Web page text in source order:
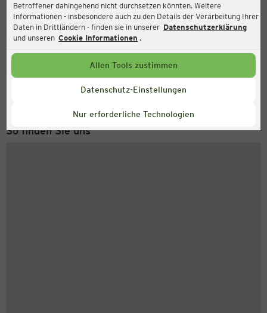
Betroffener dahingehend nicht durchsetzen könnten. Weitere
Informationen - insbesondere auch zu den Details der Verarbeitung Ihrer
Daten in Drittländern - finden sie in unserer Datenschutzerklärung
und unseren Cookie Informationen .
Allen Tools zustimmen
Datenschutz-Einstellungen
Nur erforderliche Technologien
Aktuell:
Geschlossen
Service Hotline
+43 (0) 1 2675 502
So finden Sie uns